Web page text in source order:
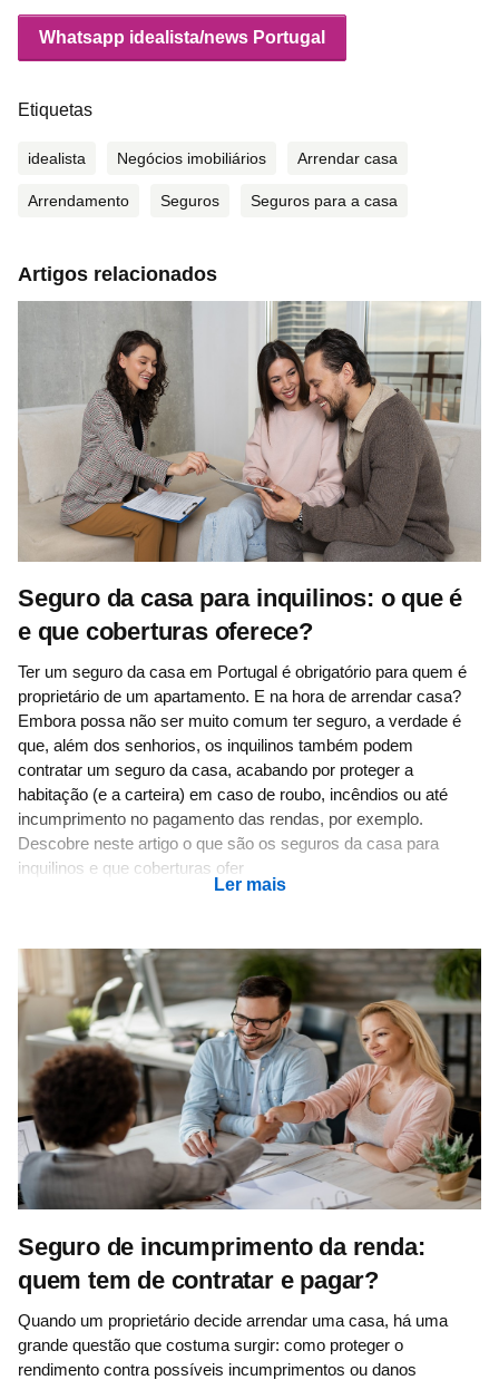
Whatsapp idealista/news Portugal
Etiquetas
idealista Negócios imobiliários Arrendar casa
Arrendamento Seguros Seguros para a casa
Artigos relacionados
Seguro da casa para inquilinos: o que é
e que coberturas oferece?
Ter um seguro da casa em Portugal é obrigatório para quem é
proprietário de um apartamento. E na hora de arrendar casa?
Embora possa não ser muito comum ter seguro, a verdade é
que, além dos senhorios, os inquilinos também podem
contratar um seguro da casa, acabando por proteger a
habitação (e a carteira) em caso de roubo, incêndios ou até
incumprimento no pagamento das rendas, por exemplo.
Descobre neste artigo o que são os seguros da casa para
inquilinos e que coberturas ofer
Ler mais
Seguro de incumprimento da renda:
quem tem de contratar e pagar?
Quando um proprietário decide arrendar uma casa, há uma
grande questão que costuma surgir: como proteger o
rendimento contra possíveis incumprimentos ou danos